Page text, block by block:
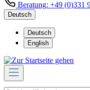
Beratung: +49 (0)331
Deutsch
Deutsch
English